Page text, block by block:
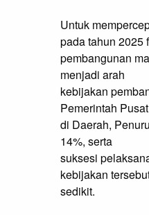
Untuk
pada tahun 2025
pembangunan
menjadi arah
kebijakan
Pemerintah
di Daerah,
14%, serta
suksesi
kebijakan
sedikit.